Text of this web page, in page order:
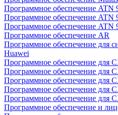
Программное обеспечение ATN
Программное обеспечение ATN
Программное обеспечение ATN
Программное обеспечение AR
Программное обеспечение для
Huawei
Программное обеспечение для
Программное обеспечение для
Программное обеспечение для
Программное обеспечение для
Программное обеспечение для
Программное обеспечение и